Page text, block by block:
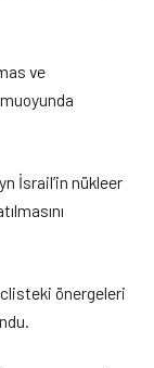
ve
İsrail’in nükleer
önergeleri